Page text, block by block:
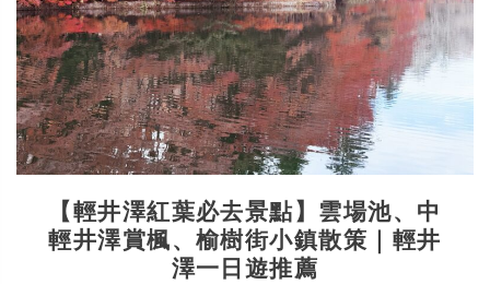
【輕井澤紅葉必去景點】雲場池、中
輕井澤賞楓、榆樹街小鎮散策｜輕井
澤一日遊推薦